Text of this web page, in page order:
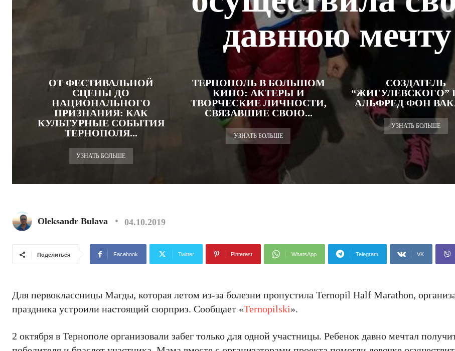
давнюю мечту
ОТ ФЕСТИВАЛЬНОЙ
СЦЕНЫ ДО
НАЦИОНАЛЬНОГО
ПРИЗНАНИЯ: КАК
КУЛЬТУРНЫЕ СОБЫТИЯ
ТЕРНОПОЛЯ...
УЗНАТЬ БОЛЬШЕ
ТЕРНОПОЛЬ В БОЛЬШОМ
КИНО: АКТЕРЫ И
ТВОРЧЕСКИЕ ЛИЧНОСТИ,
СВЯЗАВШИЕ СВОЮ...
УЗНАТЬ БОЛЬШЕ
СОЗДАТЕЛЬ
“ЖИГУЛЕВСКОГО”
АЛЬФРЕД ФОН
УЗНАТЬ БОЛЬШЕ
Oleksandr Bulava 04.10.2019
Поделиться Facebook Twitter Pinterest WhatsApp Telegram VK
Для первоклассницы Магды, которая летом из-за болезни пропустила Ternopil Half Marathon,
праздника устроили настоящий сюрприз. Сообщает «Ternopilski».
2 октября в Тернополе организовали забег только для одной участницы. Ребенок давно мечтал